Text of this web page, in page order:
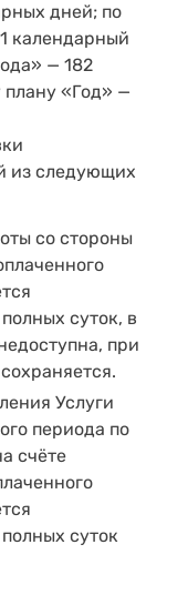
дней; по
календарный
— 182
«Год» —
из следующих
со стороны
суток, в
при
Услуги
периода по
счёте
суток